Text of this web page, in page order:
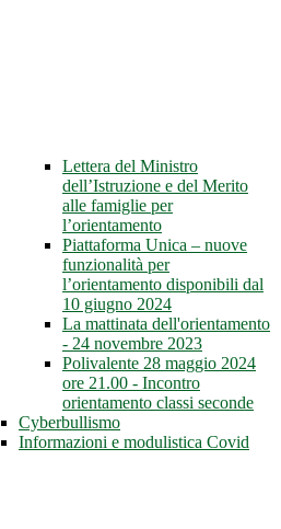
Lettera del Ministro
dell’Istruzione e del Merito
alle famiglie per
l’orientamento
Piattaforma Unica – nuove
funzionalità per
l’orientamento disponibili dal
10 giugno 2024
La mattinata dell'orientamento
- 24 novembre 2023
Polivalente 28 maggio 2024
ore 21.00 - Incontro
orientamento classi seconde
Cyberbullismo
Informazioni e modulistica Covid